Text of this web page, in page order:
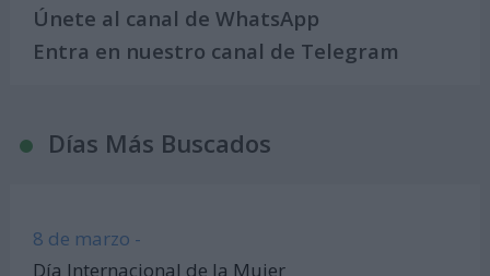
Únete al canal de WhatsApp
Entra en nuestro canal de Telegram
Días Más Buscados
8 de marzo -
Día Internacional de la Mujer